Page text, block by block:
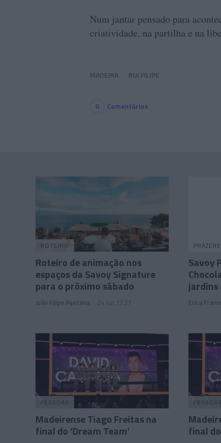
Num jantar pensado para
criatividade, na partilha e na
MADEIRA RUI FILIPE
0 Comentários
ROTEIRO
Roteiro de animação nos
espaços da Savoy Signature
para o próximo sábado
João Filipe Pestana 24 Jun 12:27
Savoy
jardins
Erica
PESSOAS
Madeirense Tiago Freitas na
final do ‘Dream Team’
PESSOAS
final do